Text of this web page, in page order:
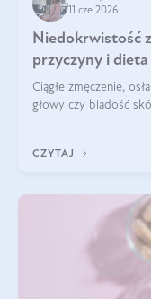
11 cze 2026
Niedokrwistość
przyczyny i dieta
Ciągłe zmęczenie,
głowy czy bladość
CZYTAJ